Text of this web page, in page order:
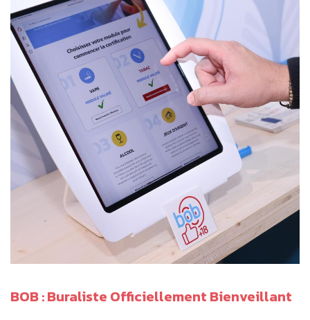
BOB : Buraliste Officiellement Bienveillant